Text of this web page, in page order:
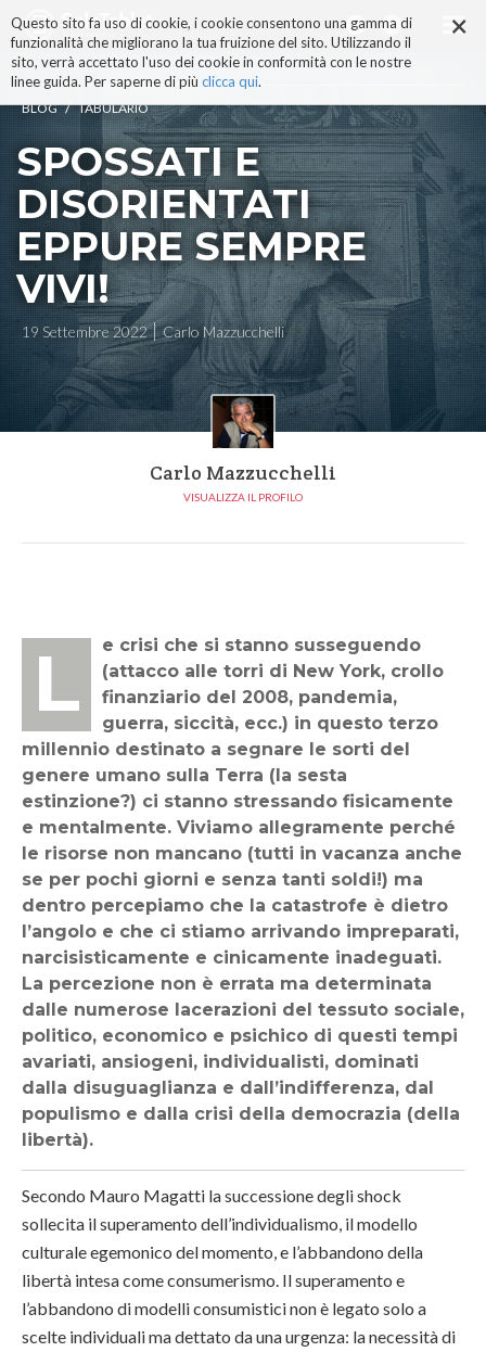
×
Questo sito fa uso di cookie, i cookie consentono una gamma di
funzionalità che migliorano la tua fruizione del sito. Utilizzando il
sito, verrà accettato l'uso dei cookie in conformità con le nostre
linee guida. Per saperne di più clicca qui.
ai
contenuti.
|
alla
navigazione
BLOG / TABULARIO
SPOSSATI E
DISORIENTATI
EPPURE SEMPRE
VIVI!
19 Settembre 2022 Carlo Mazzucchelli
Carlo Mazzucchelli
VISUALIZZA IL PROFILO
Le crisi che si stanno susseguendo
(attacco alle torri di New York, crollo
finanziario del 2008, pandemia,
guerra, siccità, ecc.) in questo terzo
millennio destinato a segnare le sorti del
genere umano sulla Terra (la sesta
estinzione?) ci stanno stressando fisicamente
e mentalmente. Viviamo allegramente perché
le risorse non mancano (tutti in vacanza anche
se per pochi giorni e senza tanti soldi!) ma
dentro percepiamo che la catastrofe è dietro
l’angolo e che ci stiamo arrivando impreparati,
narcisisticamente e cinicamente inadeguati.
La percezione non è errata ma determinata
dalle numerose lacerazioni del tessuto sociale,
politico, economico e psichico di questi tempi
avariati, ansiogeni, individualisti, dominati
dalla disuguaglianza e dall’indifferenza, dal
populismo e dalla crisi della democrazia (della
libertà).
Secondo Mauro Magatti la successione degli shock
sollecita il superamento dell’individualismo, il modello
culturale egemonico del momento, e l’abbandono della
libertà intesa come consumerismo. Il superamento e
l’abbandono di modelli consumistici non è legato solo a
scelte individuali ma dettato da una urgenza: la necessità di